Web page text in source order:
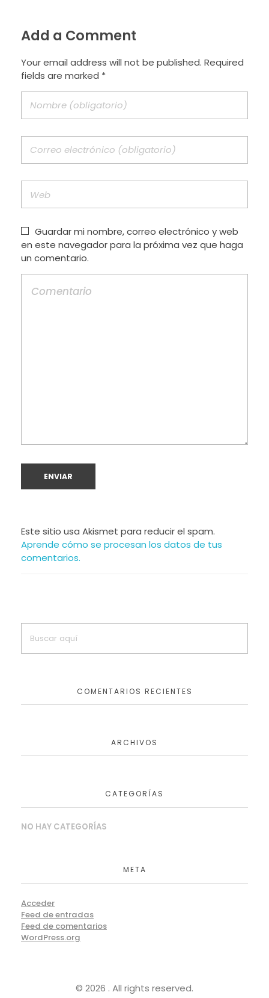
Add a Comment
Your email address will not be published. Required
fields are marked *
Guardar mi nombre, correo electrónico y web
en este navegador para la próxima vez que haga
un comentario.
Este sitio usa Akismet para reducir el spam.
Aprende cómo se procesan los datos de tus
comentarios.
COMENTARIOS RECIENTES
ARCHIVOS
CATEGORÍAS
NO HAY CATEGORÍAS
META
Acceder
Feed de entradas
Feed de comentarios
WordPress.org
© 2026 . All rights reserved.